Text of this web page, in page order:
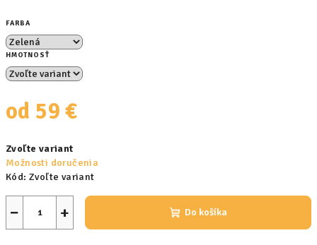
FARBA
HMOTNOSŤ
od 59 €
cena:
Zvoľte variant
Možnosti doručenia
Kód: Zvoľte variant
+
− Do košíka